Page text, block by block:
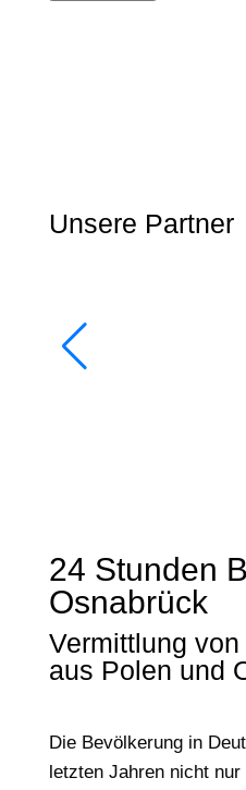
Unsere Partner
24 Stunden
Osnabrück
Vermittlung
aus Polen und
Die Bevölkerung in
letzten Jahren nicht